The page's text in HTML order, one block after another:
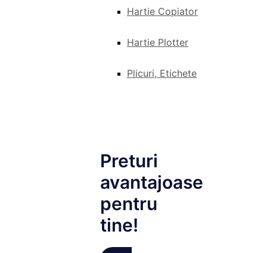
Hartie Copiator
Hartie Plotter
Plicuri, Etichete
Preturi
avantajoase
pentru
tine!